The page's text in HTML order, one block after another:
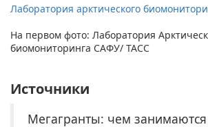
Лаборатория арктического
На первом фото: Лаборатория
биомониторинга САФУ/ ТАСС
Источники
Мегагранты: чем занимаются